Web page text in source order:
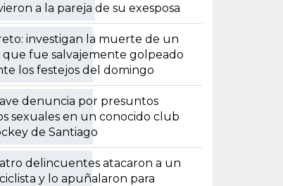
a la pareja de su exesposa
investigan la muerte de un
que fue salvajemente golpeado
los festejos del domingo
denuncia por presuntos
sexuales en un conocido club
de Santiago
delincuentes atacaron a un
y lo apuñalaron para